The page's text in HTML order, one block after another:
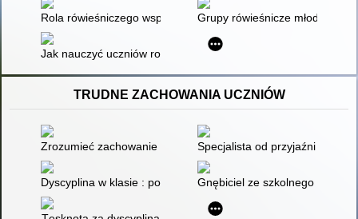
Rola rówieśniczego wsparcia wobec ucznia w kryzysie
Grupy rówieśnicze młodzieży
Jak nauczyć uczniów rozwiązywać konflikty rówieśnicze?
TRUDNE ZACHOWANIA UCZNIÓW
Zrozumieć zachowanie ucznia Specjalista od przyjaźni
Dyscyplina w klasie : poradnik pedagogicznyGnębiciel ze szkolnego boiska